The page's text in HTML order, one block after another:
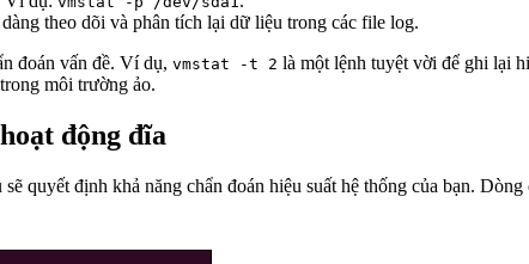
theo dõi và phân tích lại dữ liệu trong các file log.
đoán vấn đề. Ví dụ, vmstat -t 2 là một lệnh tuyệt vời để ghi lại
môi trường ảo.
động đĩa
định khả năng chẩn đoán hiệu suất hệ thống của bạn.